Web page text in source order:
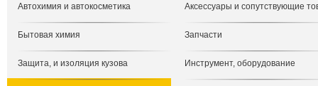
Автохимия и автокосметика Аксессуары и сопутствующие
Бытовая химия Запчасти
Защита, и изоляция кузова Инструмент, оборудование